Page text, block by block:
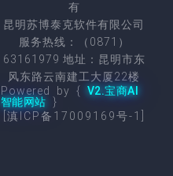
有
昆明苏博泰克软件有限公司
服务热线：（0871）
63161979 地址：昆明市东
风东路云南建工大厦22楼
Powered by { V2.宝商AI
智能网站 }
[滇ICP备17009169号-1]